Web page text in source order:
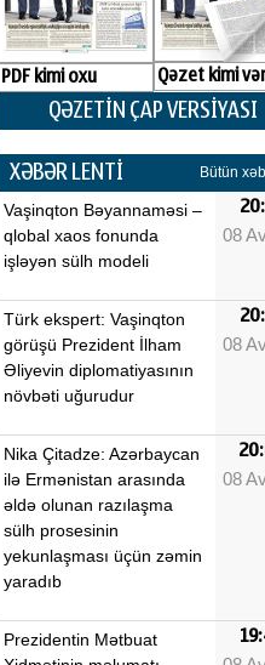
PDF kimi oxu Qəzet kimi
QƏZETİN ÇAP VERSİYASI
XƏBƏR LENTİ Bütün
Vaşinqton Bəyannaməsi –
qlobal xaos fonunda
işləyən sülh modeli
08
Türk ekspert: Vaşinqton
görüşü Prezident İlham
Əliyevin diplomatiyasının
növbəti uğurudur
08
Nika Çitadze: Azərbaycan
ilə Ermənistan arasında
əldə olunan razılaşma
sülh prosesinin
yekunlaşması üçün zəmin
yaradıb
08
Prezidentin Mətbuat